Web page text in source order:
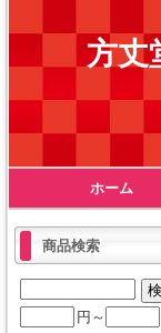
方丈
ホーム
商品検索
円～